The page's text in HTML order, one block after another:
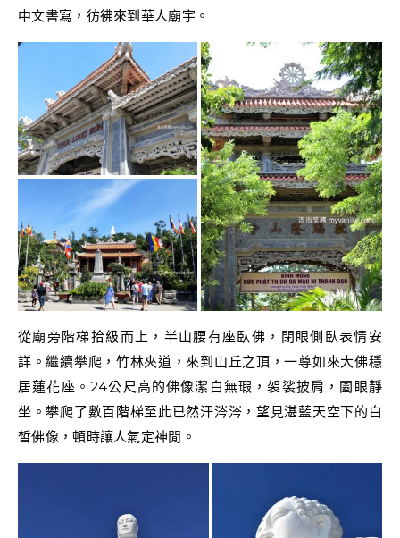
中文書寫，彷彿來到華人廟宇。
從廟旁階梯拾級而上，半山腰有座臥佛，閉眼側臥表情安
詳。繼續攀爬，竹林夾道，來到山丘之頂，一尊如來大佛穩
居蓮花座。24公尺高的佛像潔白無瑕，袈裟披肩，闔眼靜
坐。攀爬了數百階梯至此已然汗涔涔，望見湛藍天空下的白
皙佛像，頓時讓人氣定神閒。